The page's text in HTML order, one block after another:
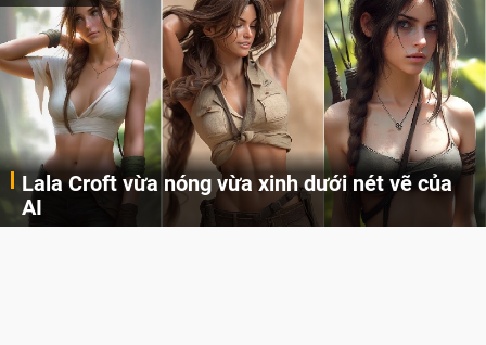
Lala Croft vừa nóng vừa xinh dưới nét vẽ của
AI